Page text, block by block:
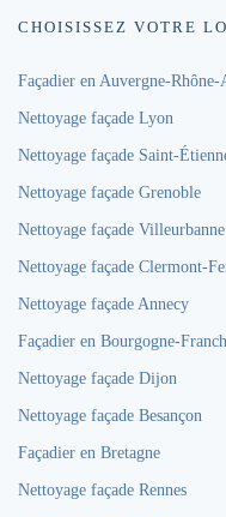
CHOISISSEZ VOTRE
Façadier en Auvergne-Rhône-
Nettoyage façade Lyon
Nettoyage façade Saint-
Nettoyage façade Grenoble
Nettoyage façade Villeurbanne
Nettoyage façade Clermont-
Nettoyage façade Annecy
Façadier en Bourgogne-
Nettoyage façade Dijon
Nettoyage façade Besançon
Façadier en Bretagne
Nettoyage façade Rennes